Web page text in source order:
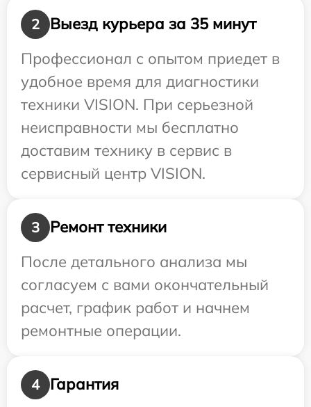
2
Выезд курьера за 35 минут
Профессионал с опытом приедет в
удобное время для диагностики
техники VISION. При серьезной
неисправности мы бесплатно
доставим технику в сервис в
сервисный центр VISION.
3
Ремонт техники
После детального анализа мы
согласуем с вами окончательный
расчет, график работ и начнем
ремонтные операции.
4
Гарантия